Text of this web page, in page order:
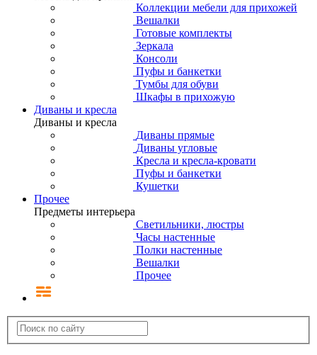
Коллекции мебели для прихожей
Вешалки
Готовые комплекты
Зеркала
Консоли
Пуфы и банкетки
Тумбы для обуви
Шкафы в прихожую
Диваны и кресла
Диваны и кресла
Диваны прямые
Диваны угловые
Кресла и кресла-кровати
Пуфы и банкетки
Кушетки
Прочее
Предметы интерьера
Светильники, люстры
Часы настенные
Полки настенные
Вешалки
Прочее